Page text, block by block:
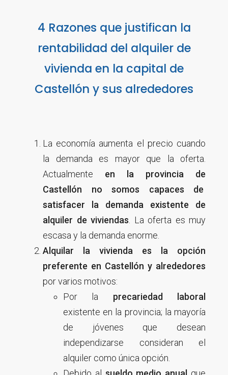
4 Razones que justifican la
rentabilidad del alquiler de
vivienda en la capital de
Castellón y sus alrededores
La economía aumenta el precio cuando
la demanda es mayor que la oferta.
Actualmente en la provincia de
Castellón no somos capaces de
satisfacer la demanda existente de
alquiler de viviendas. La oferta es muy
escasa y la demanda enorme.
Alquilar la vivienda es la opción
preferente en Castellón y alrededores
por varios motivos:
Por la precariedad laboral
existente en la provincia; la mayoría
de jóvenes que desean
independizarse consideran el
alquiler como única opción.